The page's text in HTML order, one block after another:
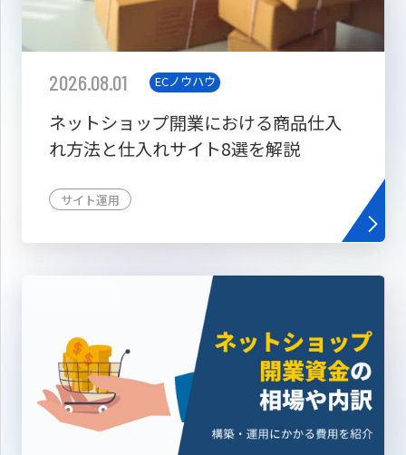
2026.08.01 ECノウハウ
ネットショップ開業における商品仕入
れ方法と仕入れサイト8選を解説
サイト運用